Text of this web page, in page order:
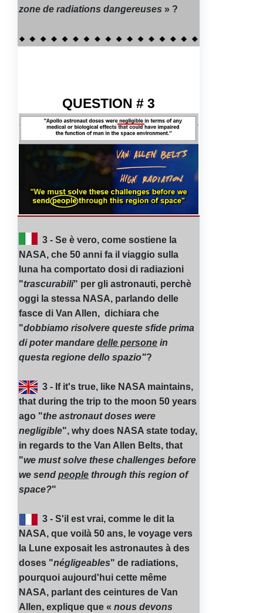
zone de radiations dangereuses » ?
QUESTION # 3
3 - Se è vero, come sostiene la
NASA, che 50 anni fa il viaggio sulla
luna ha comportato dosi di radiazioni
"trascurabili" per gli astronauti, perchè
oggi la stessa NASA, parlando delle
fasce di Van Allen, dichiara che
"dobbiamo risolvere queste sfide prima
di poter mandare delle persone in
questa regione dello spazio"?
3 - If it's true, like NASA maintains,
that during the trip to the moon 50 years
ago "the astronaut doses were
negligible", why does NASA state today,
in regards to the Van Allen Belts, that
"we must solve these challenges before
we send people through this region of
space?"
3 - S'il est vrai, comme le dit la
NASA, que voilà 50 ans, le voyage vers
la Lune exposait les astronautes à des
doses "négligeables" de radiations,
pourquoi aujourd'hui cette même
NASA, parlant des ceintures de Van
Allen, explique que « nous devons